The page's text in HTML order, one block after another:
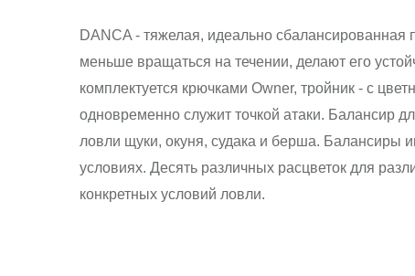
DANCA - тяжелая, идеально сбалансированная
меньше вращаться на течении, делают его
комплектуется крючками Owner, тройник - с
одновременно служит точкой атаки. Балансир
ловли щуки, окуня, судака и берша. Балансиры
условиях. Десять различных расцветок для
конкретных условий ловли.